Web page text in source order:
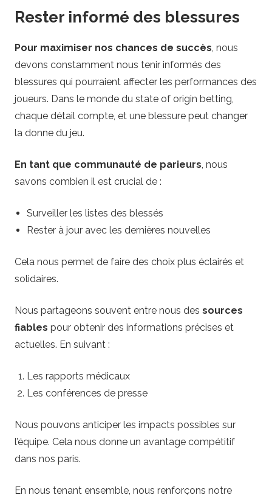
Rester informé des blessures
Pour maximiser nos chances de succès, nous
devons constamment nous tenir informés des
blessures qui pourraient affecter les performances des
joueurs. Dans le monde du state of origin betting,
chaque détail compte, et une blessure peut changer
la donne du jeu.
En tant que communauté de parieurs, nous
savons combien il est crucial de :
Surveiller les listes des blessés
Rester à jour avec les dernières nouvelles
Cela nous permet de faire des choix plus éclairés et
solidaires.
Nous partageons souvent entre nous des sources
fiables pour obtenir des informations précises et
actuelles. En suivant :
Les rapports médicaux
Les conférences de presse
Nous pouvons anticiper les impacts possibles sur
l’équipe. Cela nous donne un avantage compétitif
dans nos paris.
En nous tenant ensemble, nous renforçons notre